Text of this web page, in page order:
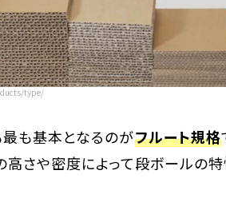
type/
も基本となるのがフルート規格
高さや密度によって段ボールの特